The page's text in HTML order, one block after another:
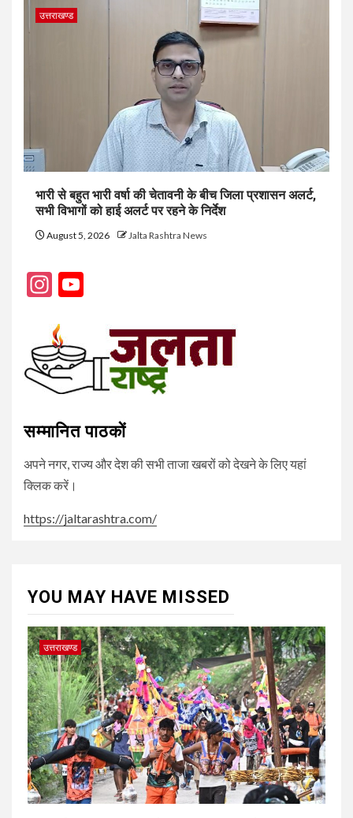
उत्तराखण्ड
भारी से बहुत भारी वर्षा की चेतावनी के बीच जिला प्रशासन अलर्ट,
सभी विभागों को हाई अलर्ट पर रहने के निर्देश
August 5, 2026 Jalta Rashtra News
Instagram
सम्मानित पाठकों
अपने नगर, राज्य और देश की सभी ताजा खबरों को देखने के लिए यहां
क्लिक करें।
https://jaltarashtra.com/
YOU MAY HAVE MISSED
उत्तराखण्ड